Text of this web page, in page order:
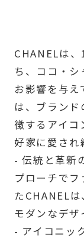
CHANELは
ち、ココ・
お影響を与
は、ブラン
徴するアイコ
好家に愛され
- 伝統と革新
プローチでフ
たCHANEL
モダンなデザ
- アイコニッ